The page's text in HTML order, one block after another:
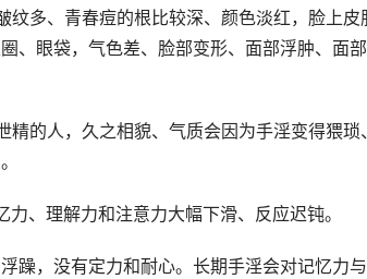
多、青春痘的根比较深、颜色淡红，脸上皮
、眼袋，气色差、脸部变形、面部浮肿、面
的人，久之相貌、气质会因为手淫变得猥琐、
、理解力和注意力大幅下滑、反应迟钝。
躁，没有定力和耐心。长期手淫会对记忆力